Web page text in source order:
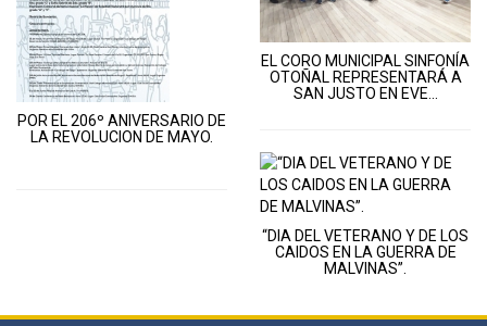
POR EL 206º ANIVERSARIO DE
LA REVOLUCION DE MAYO.
EL CORO MUNICIPAL SINFONÍA
OTOÑAL REPRESENTARÁ A
SAN JUSTO EN EVE...
“DIA DEL VETERANO Y DE LOS
CAIDOS EN LA GUERRA DE
MALVINAS”.